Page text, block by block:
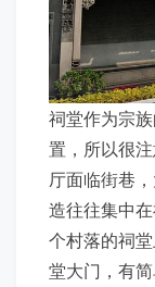
祠堂作为宗
置，所以很
厅面临街巷
造往往集中
个村落的祠
堂大门，有